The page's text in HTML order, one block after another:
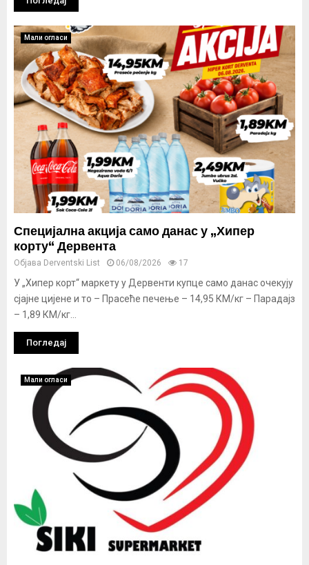
Мали огласи
Специјална акција само данас у „Хипер
корту“ Дервента
Објава Derventski List 06/08/2026 17
У „Хипер корт“ маркету у Дервенти купце само данас очекују
сјајне цијене и то – Прасеће печење – 14,95 КМ/кг – Парадајз
– 1,89 КМ/кг...
Погледај
Мали огласи